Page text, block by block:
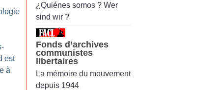
est
à
¿Quiénes somos ? Wer
sind wir ?
Fonds d’archives
communistes
libertaires
La mémoire du mouvement
depuis 1944